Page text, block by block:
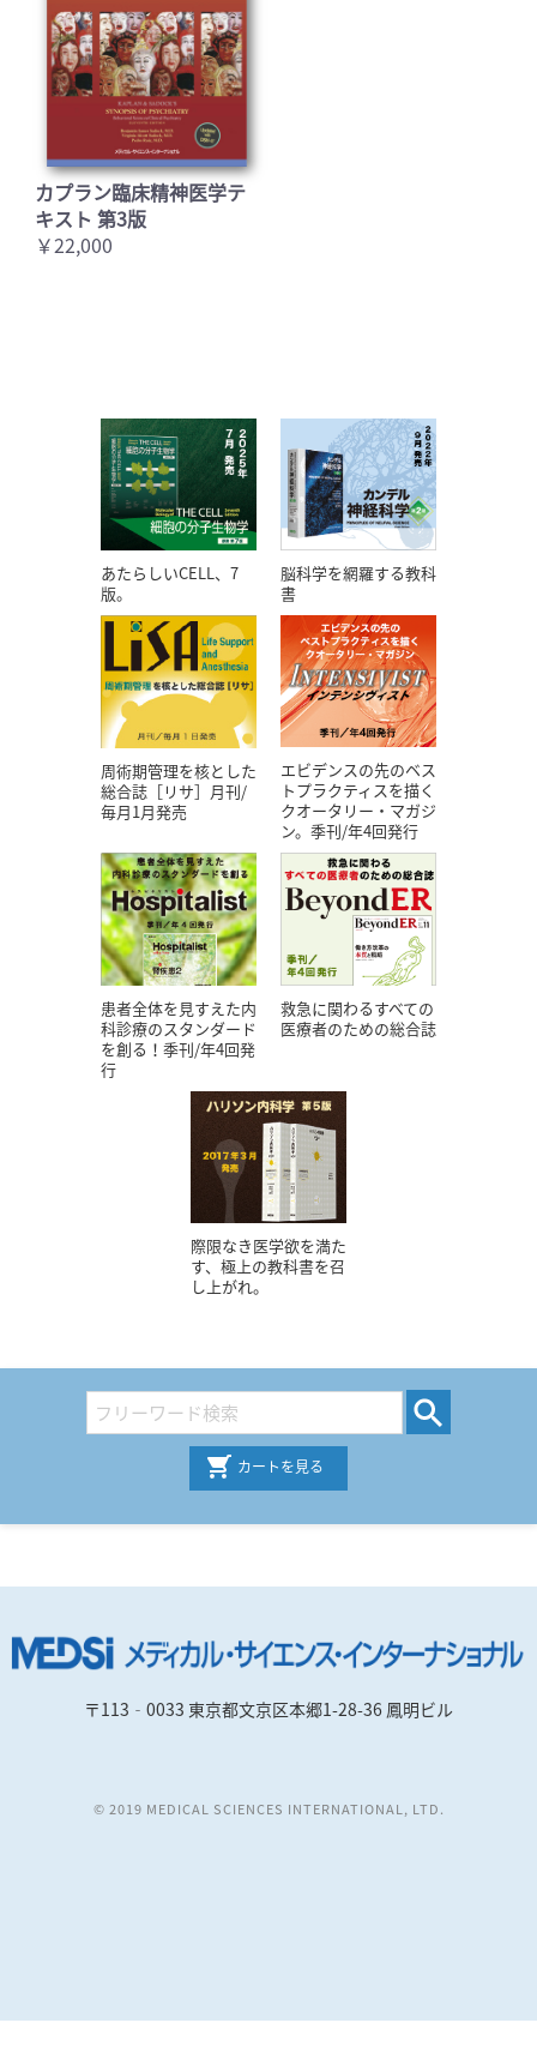
カプラン臨床精神医学テ
キスト 第3版
￥22,000
あたらしいCELL、7
版。
脳科学を網羅する教科
書
周術期管理を核とした
総合誌［リサ］月刊/
毎月1月発売
エビデンスの先のベス
トプラクティスを描く
クオータリー・マガジ
ン。季刊/年4回発行
患者全体を見すえた内
科診療のスタンダード
を創る！季刊/年4回発
行
救急に関わるすべての
医療者のための総合誌
際限なき医学欲を満た
す、極上の教科書を召
し上がれ。
カートを見る
〒113‐0033 東京都文京区本郷1-28-36 鳳明ビル
© 2019 MEDICAL SCIENCES INTERNATIONAL, LTD.